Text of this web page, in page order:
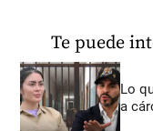
Te puede
Lo
a